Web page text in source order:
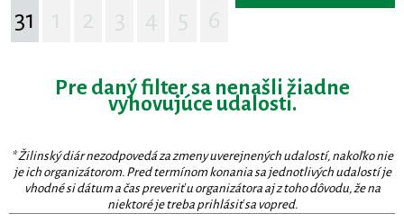
31
Pre daný filter sa nenašli žiadne
vyhovujúce udalosti.
* Žilinský diár nezodpovedá za zmeny uverejnených udalostí, nakoľko nie
je ich organizátorom. Pred termínom konania sa jednotlivých udalostí je
vhodné si dátum a čas preveriť u organizátora aj z toho dôvodu, že na
niektoré je treba prihlásiť sa vopred.